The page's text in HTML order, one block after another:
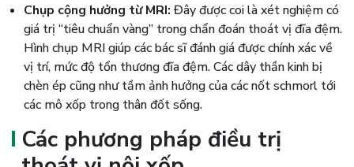
Chụp cộng hưởng từ MRI: Đây được coi là xét nghiệm có
giá trị “tiêu chuẩn vàng” trong chẩn đoán thoát vị đĩa đệm.
Hình chụp MRI giúp các bác sĩ đánh giá được chính xác về
vị trí, mức độ tổn thương đĩa đệm. Các dây thần kinh bị
chèn ép cũng như tầm ảnh hưởng của các nốt schmorl tới
các mô xốp trong thân đốt sống.
Các phương pháp điều trị